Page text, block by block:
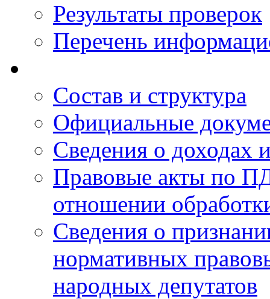
Результаты проверок
Перечень
Состав и структура
Официальные
Сведения о доходах
Правовые акты по
отношении
Сведения о
нормативных
народных депутатов